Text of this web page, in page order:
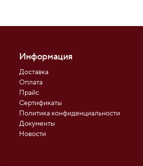
Информация
Доставка
Оплата
Прайс
Сертификаты
Политика конфиденциальности
Документы
Новости